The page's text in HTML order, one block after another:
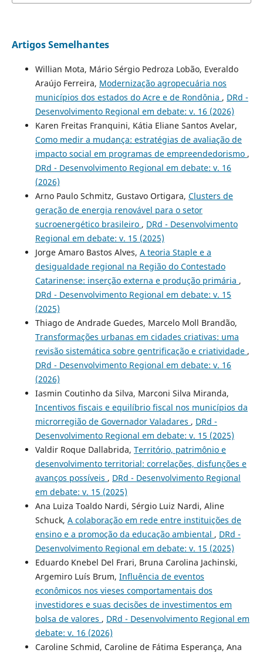
Artigos Semelhantes
Willian Mota, Mário Sérgio Pedroza Lobão, Everaldo
Araújo Ferreira, Modernização agropecuária nos
municípios dos estados do Acre e de Rondônia , DRd -
Desenvolvimento Regional em debate: v. 16 (2026)
Karen Freitas Franquini, Kátia Eliane Santos Avelar,
Como medir a mudança: estratégias de avaliação de
impacto social em programas de empreendedorismo ,
DRd - Desenvolvimento Regional em debate: v. 16
(2026)
Arno Paulo Schmitz, Gustavo Ortigara, Clusters de
geração de energia renovável para o setor
sucroenergético brasileiro , DRd - Desenvolvimento
Regional em debate: v. 15 (2025)
Jorge Amaro Bastos Alves, A teoria Staple e a
desigualdade regional na Região do Contestado
Catarinense: inserção externa e produção primária ,
DRd - Desenvolvimento Regional em debate: v. 15
(2025)
Thiago de Andrade Guedes, Marcelo Moll Brandão,
Transformações urbanas em cidades criativas: uma
revisão sistemática sobre gentrificação e criatividade ,
DRd - Desenvolvimento Regional em debate: v. 16
(2026)
Iasmin Coutinho da Silva, Marconi Silva Miranda,
Incentivos fiscais e equilíbrio fiscal nos municípios da
microrregião de Governador Valadares , DRd -
Desenvolvimento Regional em debate: v. 15 (2025)
Valdir Roque Dallabrida, Território, patrimônio e
desenvolvimento territorial: correlações, disfunções e
avanços possíveis , DRd - Desenvolvimento Regional
em debate: v. 15 (2025)
Ana Luiza Toaldo Nardi, Sérgio Luiz Nardi, Aline
Schuck, A colaboração em rede entre instituições de
ensino e a promoção da educação ambiental , DRd -
Desenvolvimento Regional em debate: v. 15 (2025)
Eduardo Knebel Del Frari, Bruna Carolina Jachinski,
Argemiro Luís Brum, Influência de eventos
econômicos nos vieses comportamentais dos
investidores e suas decisões de investimentos em
bolsa de valores , DRd - Desenvolvimento Regional em
debate: v. 16 (2026)
Caroline Schmid, Caroline de Fátima Esperança, Ana